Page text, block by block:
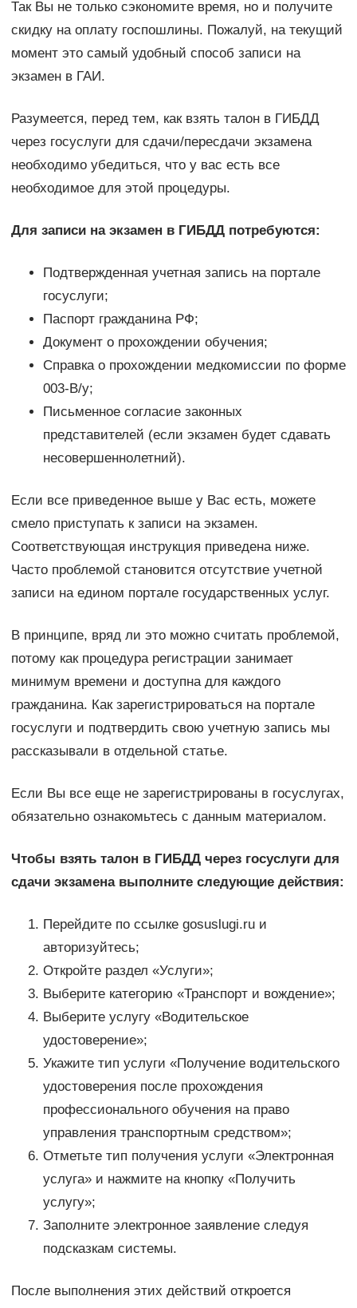
Так Вы не только сэкономите время, но и получите
скидку на оплату госпошлины. Пожалуй, на текущий
момент это самый удобный способ записи на
экзамен в ГАИ.
Разумеется, перед тем, как взять талон в ГИБДД
через госуслуги для сдачи/пересдачи экзамена
необходимо убедиться, что у вас есть все
необходимое для этой процедуры.
Для записи на экзамен в ГИБДД потребуются:
Подтвержденная учетная запись на портале
госуслуги;
Паспорт гражданина РФ;
Документ о прохождении обучения;
Справка о прохождении медкомиссии по форме
003-В/у;
Письменное согласие законных
представителей (если экзамен будет сдавать
несовершеннолетний).
Если все приведенное выше у Вас есть, можете
смело приступать к записи на экзамен.
Соответствующая инструкция приведена ниже.
Часто проблемой становится отсутствие учетной
записи на едином портале государственных услуг.
В принципе, вряд ли это можно считать проблемой,
потому как процедура регистрации занимает
минимум времени и доступна для каждого
гражданина. Как зарегистрироваться на портале
госуслуги и подтвердить свою учетную запись мы
рассказывали в отдельной статье.
Если Вы все еще не зарегистрированы в госуслугах,
обязательно ознакомьтесь с данным материалом.
Чтобы взять талон в ГИБДД через госуслуги для
сдачи экзамена выполните следующие действия:
Перейдите по ссылке gosuslugi.ru и
авторизуйтесь;
Откройте раздел «Услуги»;
Выберите категорию «Транспорт и вождение»;
Выберите услугу «Водительское
удостоверение»;
Укажите тип услуги «Получение водительского
удостоверения после прохождения
профессионального обучения на право
управления транспортным средством»;
Отметьте тип получения услуги «Электронная
услуга» и нажмите на кнопку «Получить
услугу»;
Заполните электронное заявление следуя
подсказкам системы.
После выполнения этих действий откроется